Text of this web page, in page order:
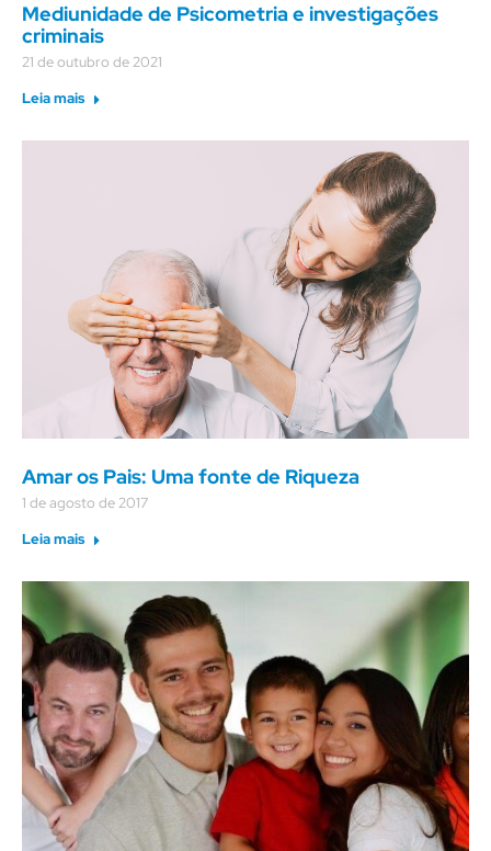
Mediunidade de Psicometria e investigações
criminais
21 de outubro de 2021
Leia mais
Amar os Pais: Uma fonte de Riqueza
1 de agosto de 2017
Leia mais